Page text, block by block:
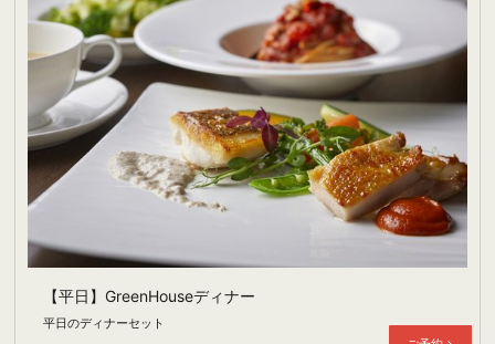
【平日】GreenHouseディナー
平日のディナーセット